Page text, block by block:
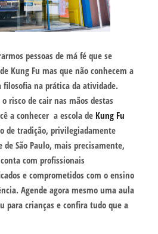
pessoas de má fé que se
Kung Fu mas que não conhecem a
na prática da atividade.
risco de cair nas mãos destas
a conhecer a escola de Kung Fu
de tradição, privilegiadamente
de São Paulo, mais precisamente,
com profissionais
e comprometidos com o ensino
Agende agora mesmo uma aula
para crianças e confira tudo que a